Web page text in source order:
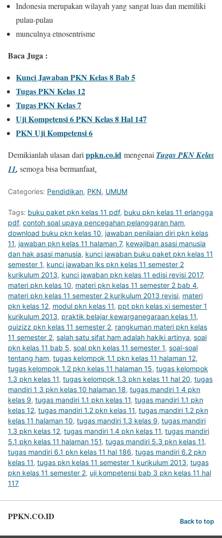
Indonesia merupakan wilayah yang sangat luas dan memiliki
pulau-pulau
munculnya etnosentrisme
Baca Juga :
Kunci Jawaban PKN Kelas 8 Bab 5
Tugas PKN Kelas 12
Tugas PKN Kelas 7
Uji Kompetensi 6 PKN Kelas 8 Hal 147
PKN Uji Kompetensi 6
Demikianlah ulasan dari ppkn.co.id mengenai Tugas PKN Kelas
11, semoga bisa bermanfaat.
Categories: Pendidikan, PKN, UMUM
Tags: buku paket pkn kelas 11 pdf, buku pkn kelas 11 erlangga
pdf, contoh soal upaya pencegahan pelanggaran ham,
download buku pkn kelas 10, jawaban penilaian diri pkn kelas
11, jawaban pkn kelas 11 halaman 7, kewajiban asasi manusia
dan hak asasi manusia, kunci jawaban buku paket pkn kelas 11
semester 1, kunci jawaban lks pkn kelas 11 semester 2
kurikulum 2013, kunci jawaban pkn kelas 11 edisi revisi 2017,
materi pkn kelas 10, materi pkn kelas 11 semester 2 bab 4,
materi pkn kelas 11 semester 2 kurikulum 2013 revisi, materi
pkn kelas 12, modul pkn kelas 11, ppt pkn kelas xi semester 1
kurikulum 2013, praktik belajar kewarganegaraan kelas 11,
quizizz pkn kelas 11 semester 2, rangkuman materi pkn kelas
11 semester 2, salah satu sifat ham adalah hakiki artinya, soal
pkn kelas 11 bab 5, soal pkn kelas 11 semester 1, soal-soal
tentang ham, tugas kelompok 1.1 pkn kelas 11 halaman 12,
tugas kelompok 1.2 pkn kelas 11 halaman 15, tugas kelompok
1.3 pkn kelas 11, tugas kelompok 1.3 pkn kelas 11 hal 20, tugas
mandiri 1 3 pkn kelas 10 halaman 18, tugas mandiri 1 4 pkn
kelas 9, tugas mandiri 1.1 pkn kelas 11, tugas mandiri 1.1 pkn
kelas 12, tugas mandiri 1.2 pkn kelas 11, tugas mandiri 1.2 pkn
kelas 11 halaman 10, tugas mandiri 1.3 kelas 9, tugas mandiri
1.3 pkn kelas 12, tugas mandiri 1.4 pkn kelas 11, tugas mandiri
5.1 pkn kelas 11 halaman 151, tugas mandiri 5.3 pkn kelas 11,
tugas mandiri 6.1 pkn kelas 11 hal 186, tugas mandiri 6.2 pkn
kelas 11, tugas pkn kelas 11 semester 1 kurikulum 2013, tugas
pkn kelas 11 semester 2, uji kompetensi bab 3 pkn kelas 11 hal
117
PPKN.CO.ID Back to top